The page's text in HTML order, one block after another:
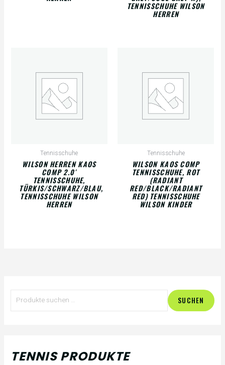
ENNISSCHUHE WILSON H
ERREN
Tennisschuhe
WILSON HERREN KAOS
COMP 2.0′
TENNISSCHUHE,
TÜRKIS/SCHWARZ/BLAU,
TENNISSCHUHE WILSON
HERREN
Tennisschuhe
WILSON KAOS COMP
TENNISSCHUHE, ROT
(RADIANT
RED/BLACK/RADIANT
RED) TENNISSCHUHE
WILSON KINDER
SUCHEN
TENNIS PRODUKTE